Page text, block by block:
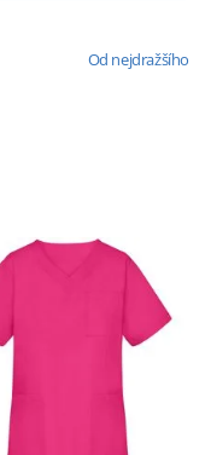
Od nejdražšího